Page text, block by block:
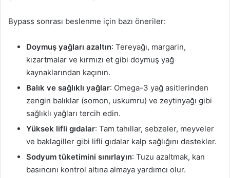
Bypass sonrası beslenme için bazı öneriler:
Doymuş yağları azaltın: Tereyağı, margarin,
kızartmalar ve kırmızı et gibi doymuş yağ
kaynaklarından kaçının.
Balık ve sağlıklı yağlar: Omega-3 yağ asitlerinden
zengin balıklar (somon, uskumru) ve zeytinyağı gibi
sağlıklı yağları tercih edin.
Yüksek lifli gıdalar: Tam tahıllar, sebzeler, meyveler
ve baklagiller gibi lifli gıdalar kalp sağlığını destekler.
Sodyum tüketimini sınırlayın: Tuzu azaltmak, kan
basıncını kontrol altına almaya yardımcı olur.